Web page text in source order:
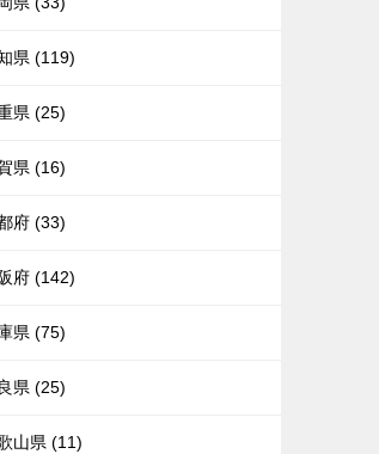
県 (119)
県 (25)
県 (16)
府 (33)
府 (142)
県 (75)
県 (25)
山県 (11)